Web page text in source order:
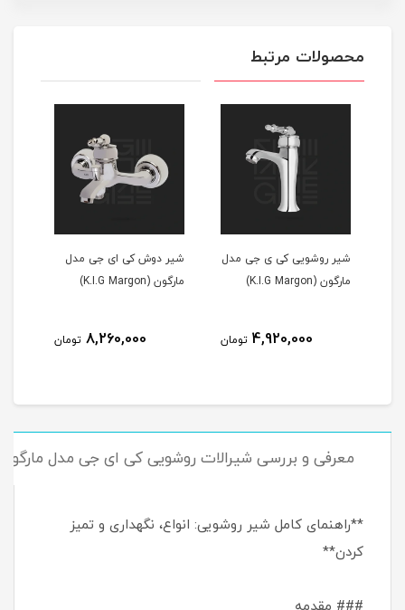
محصولات مرتبط
شیر روشویی کی ی جی مدل
مارگون (K.I.G Margon)
4,920,000 تومان
شیر دوش کی ای جی مدل
مارگون (K.I.G Margon)
8,260,000 تومان
معرفی و بررسی شیرالات روشویی کی ای جی مدل مارگون
**راهنمای کامل شیر روشویی: انواع، نگهداری و تمیز
کردن**